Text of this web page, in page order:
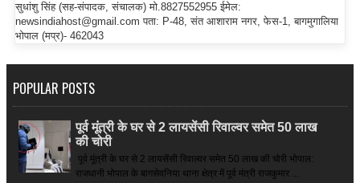
सुधांशु सिंह (सह-संपादक, संचालक) मो.8827552955 ईमेल:
newsindiahost@gmail.com पता: P-48, संत आशाराम नगर, फेस-1, बागमुगालिया
भोपाल (मप्र)- 462043
POPULAR POSTS
पूर्व मूंत्री के घर से 2 लायसेंसी रिवाल्वर समेत 50 लाख
की चोरी
पूर्व मूंत्री के घर से 2 लायसेंसी रिवाल्वर समेत 50 लाख की चोरी भोपाल:
राजधानी भोपाल के बागसेवनिया थाना क्षेत्र में पूर्व मंत्री राजकुमार ...